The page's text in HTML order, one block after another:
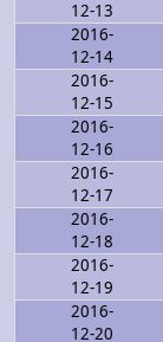
12-13
2016-
12-14
2016-
12-15
2016-
12-16
2016-
12-17
2016-
12-18
2016-
12-19
2016-
12-20